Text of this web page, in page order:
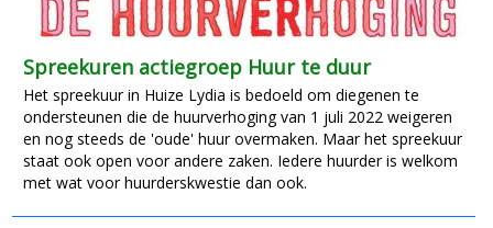
Spreekuren actiegroep Huur te duur
Het spreekuur in Huize Lydia is bedoeld om diegenen te
ondersteunen die de huurverhoging van 1 juli 2022 weigeren
en nog steeds de 'oude' huur overmaken. Maar het spreekuur
staat ook open voor andere zaken. Iedere huurder is welkom
met wat voor huurderskwestie dan ook.